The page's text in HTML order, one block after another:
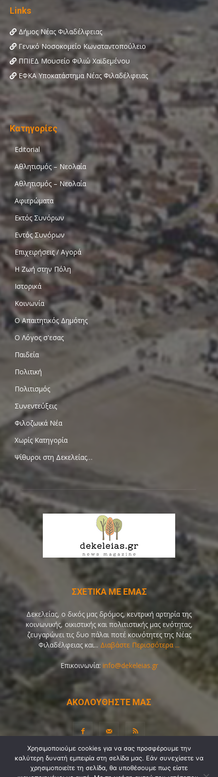
Links
Δήμος Νέας Φιλαδέλφειας
Γενικό Νοσοκομείο Κωνσταντοπούλειο
ΠΠΙΕΔ Μουσείο Φιλιώ Χαϊδεμένου
ΕΦΚΑ Υποκατάστημα Νέας Φιλαδέλφειας
Κατηγορίες
Editorial
Αθλητισμός – Νεολαία
Αθλητισμός – Νεολαία
Αφιερώματα
Εκτός Συνόρων
Εντός Συνόρων
Επιχειρήσεις / Αγορά
Η Ζωή στην Πόλη
Ιστορικά
Κοινωνία
Ο Απαιτητικός Δημότης
Ο Λόγος σ'εσας
Παιδεία
Πολιτική
Πολιτισμός
Συνεντεύξεις
Φιλοζωικά Νέα
Χωρίς Κατηγορία
Ψίθυροι στη Δεκελείας…
ΣΧΕΤΙΚΑ ΜΕ ΕΜΑΣ
Δεκελείας, ο δικός μας δρόμος, κεντρική αρτηρία της
κοινωνικής, οικιστικής και πολιτιστικής μας ενότητας,
ζευγαρώνει τις δυο πάλαι ποτέ κοινότητες της Νέας
Φιλαδέλφειας και... Διαβάστε Περισσότερα ...
Επικοινωνία: info@dekeleias.gr
ΑΚΟΛΟΥΘΗΣΤΕ ΜΑΣ
Διαύγεια Λίγα Λόγια για Εμάς
Επικοινωνία
Χρησιμοποιούμε cookies για να σας προσφέρουμε την
καλύτερη δυνατή εμπειρία στη σελίδα μας. Εάν συνεχίσετε να
χρησιμοποιείτε τη σελίδα, θα υποθέσουμε πως είστε